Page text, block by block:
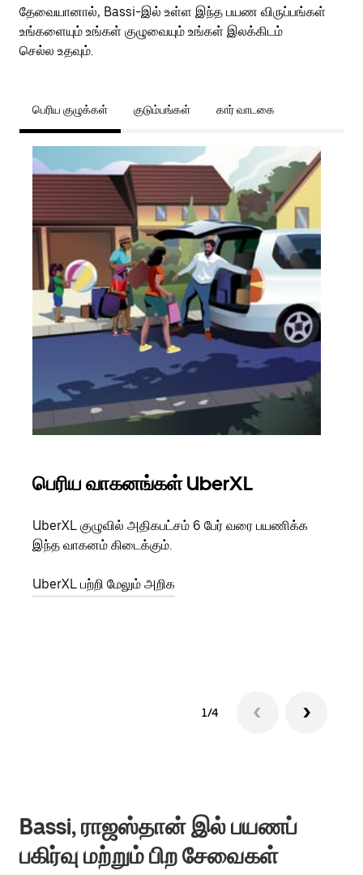
தேவையானால், Bassi-இல் உள்ள இந்த பயண விருப்பங்கள்
உங்களையும் உங்கள் குழுவையும் உங்கள் இலக்கிடம்
செல்ல உதவும்.
பெரிய குழுக்கள் குடும்பங்கள் கார் வாடகை
பெரிய வாகனங்கள் UberXL
UberXL குழுவில் அதிகபட்சம் 6 பேர் வரை பயணிக்க
இந்த வாகனம் கிடைக்கும்.
UberXL பற்றி மேலும் அறிக
1/4
Bassi, ராஜஸ்தான் இல் பயணப்
பகிர்வு மற்றும் பிற சேவைகள்